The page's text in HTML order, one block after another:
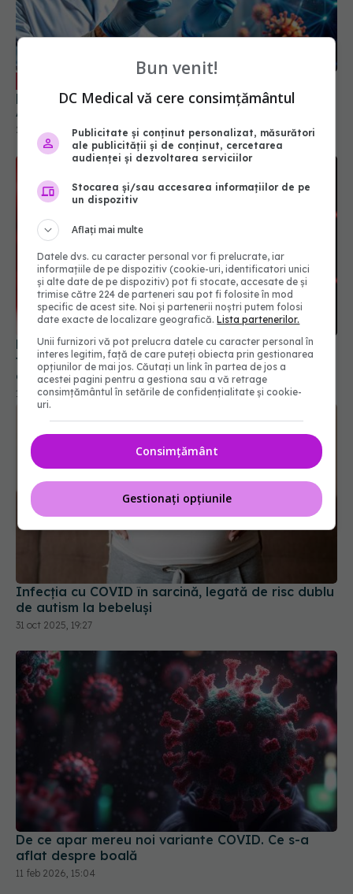
EXCLUSIV Remdesivir, tratamentul injectabil
pentru COVID. Prof. dr. Simin Aysel Florescu:
29 aug 2024, 23:43
Pandemia de COVID-19 rămâne doar un subiect
tabu în China, la 5 ani de la anunțul primului
deces legat de virus
13 ian 2025, 09:49
Infecția cu COVID în sarcină, legată de risc dublu
de autism la bebeluși
De ce apar mereu noi variante COVID. Ce s-a
aflat despre boală
11 feb 2026, 15:04
Bun venit!
DC Medical vă cere consimțământul
Publicitate și conținut personalizat, măsurători
ale publicității și de conținut, cercetarea
audienței și dezvoltarea serviciilor
Stocarea și/sau accesarea informațiilor de pe
un dispozitiv
Aflați mai multe
Datele dvs. cu caracter personal vor fi prelucrate, iar
informațiile de pe dispozitiv (cookie-uri, identificatori unici
și alte date de pe dispozitiv) pot fi stocate, accesate de și
trimise către 224 de parteneri sau pot fi folosite în mod
specific de acest site. Noi și partenerii noștri putem folosi
date exacte de localizare geografică.Lista partenerilor.
Unii furnizori vă pot prelucra datele cu caracter personal în
interes legitim, față de care puteți obiecta prin gestionarea
opțiunilor de mai jos. Căutați un link în partea de jos a
acestei pagini pentru a gestiona sau a vă retrage
consimțământul în setările de confidențialitate și cookie-
uri.
Consimțământ
Gestionați opțiunile